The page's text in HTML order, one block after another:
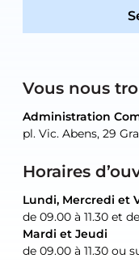
Vous nous
Administration
pl. Vic. Abens, 29
Horaires
Lundi, Mercredi et
de 09.00 à 11.30 et
Mardi et Jeudi
de 09.00 à 11.30 ou
Administration
pl. Vic. Abens, 29
Lundi, Mercredi et
de 09.00 à 11.30 et
Mardi et Jeudi
de 09.00 à 11.30 ou
Administration
pl. Vic. Abens, 29
uniquement sur
Administration
pl. Vic. Abens, 29
uniquement sur
Atelier Communal
30, rue Neugarten,
uniquement sur